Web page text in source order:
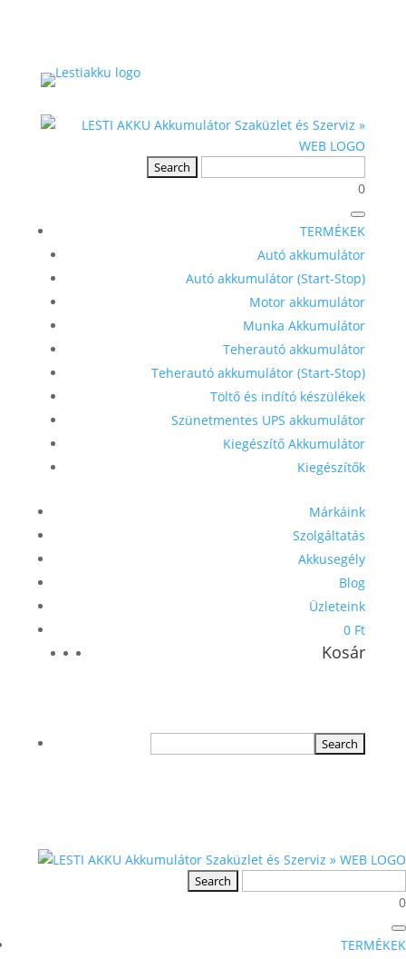
0
TERMÉKEK
Autó akkumulátor
Autó akkumulátor (Start-Stop)
Motor akkumulátor
Munka Akkumulátor
Teherautó akkumulátor
Teherautó akkumulátor (Start-Stop)
Töltő és indító készülékek
Szünetmentes UPS akkumulátor
Kiegészítő Akkumulátor
Kiegészítők
Márkáink
Szolgáltatás
Akkusegély
Blog
Üzleteink
0 Ft
Kosár
0
TERMÉKEK